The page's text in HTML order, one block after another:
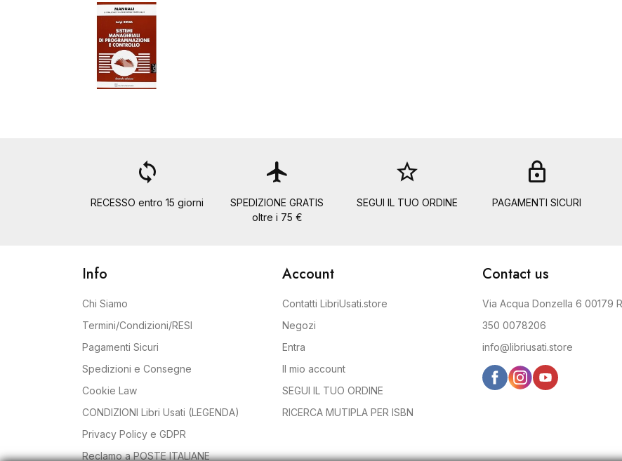
loop
RECESSO entro 15 giorni
flight
SPEDIZIONE GRATIS
oltre i 75 €
star_border
SEGUI IL TUO ORDINE
lock
PAGAMENTI SICURI
Info
Chi Siamo
Termini/Condizioni/RESI
Pagamenti Sicuri
Spedizioni e Consegne
Cookie Law
CONDIZIONI Libri Usati (LEGENDA)
Privacy Policy e GDPR
Reclamo a POSTE ITALIANE
Account
Contatti LibriUsati.store
Negozi
Entra
Il mio account
SEGUI IL TUO ORDINE
RICERCA MUTIPLA PER ISBN
Contact us
Via Acqua Donzella 6 00179
350 0078206
info@libriusati.store